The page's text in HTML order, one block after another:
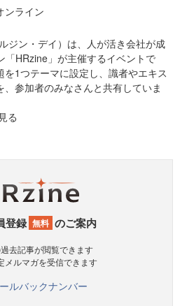
ンライン
ジン・デイ）は、人が活き会社が成
「HRzine」が主催するイベントで
1つテーマに設定し、識者やエキス
参加者のみなさんと共有していま
る
登録 無料 のご案内
過去記事が閲覧できます
メルマガを受信できます
ルバックナンバー